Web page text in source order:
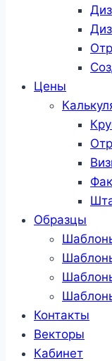
Цены
Образцы
Контакты
Векторы
Кабинет